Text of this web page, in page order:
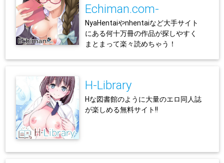
Echiman.com-
NyaHentaiやnhentaiなど大手サイト
にある何十万冊の作品が探しやすく
まとまって楽々読めちゃう！
H-Library
Hな図書館のように大量のエロ同人誌
が楽しめる無料サイト!!